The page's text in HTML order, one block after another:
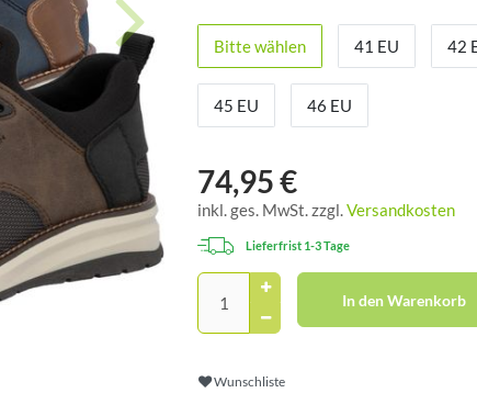
Bitte wählen 41 EU 42
45 EU 46 EU
74,95 €
inkl. ges. MwSt. zzgl.Versandkosten
Lieferfrist 1-3 Tage
In den Warenkorb
Wunschliste